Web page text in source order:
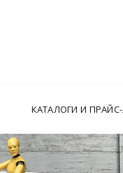
КАТАЛОГИ И